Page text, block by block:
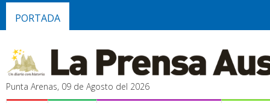
PORTADA
Punta Arenas, 09 de Agosto del 2026